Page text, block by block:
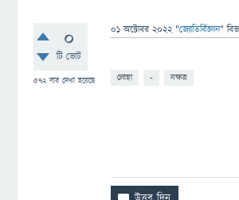
0
টি ভোট
572বার দেখা হয়েছে
01 অক্টোবর 2022 "জ্যোতির্বিজ্ঞান"
লোহা - নক্ষত্র